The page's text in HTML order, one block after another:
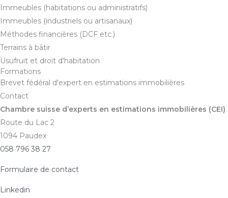
Immeubles (habitations ou administratifs)
Immeubles (industriels ou artisanaux)
Méthodes financières (DCF etc.)
Terrains à bâtir
Usufruit et droit d'habitation
Formations
Brevet fédéral d'expert en estimations immobilières
Contact
Chambre suisse d’experts en estimations immobilières (CEI)
Route du Lac 2
1094 Paudex
058 796 38 27
Formulaire de contact
Linkedin